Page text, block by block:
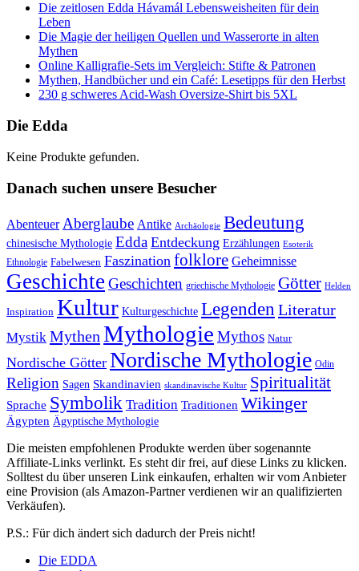
Die zeitlosen Edda Hávamál Lebensweisheiten für dein
Leben
Die Magie der heiligen Quellen und Wasserorte in alten
Mythen
Online Kalligrafie‑Sets im Vergleich: Stifte & Patronen
Mythen, Handbücher und ein Café: Lesetipps für den Herbst
230 g schweres Acid-Wash Oversize-Shirt bis 5XL
Die Edda
Keine Produkte gefunden.
Danach suchen unsere Besucher
Abenteuer Aberglaube Antike Archäologie Bedeutung
chinesische Mythologie Edda Entdeckung Erzählungen Esoterik
Ethnologie Fabelwesen Faszination folklore Geheimnisse
Geschichte Geschichten griechische Mythologie Götter Helden
Inspiration Kultur Kulturgeschichte Legenden Literatur
Mystik Mythen Mythologie Mythos Natur
Nordische Götter Nordische Mythologie Odin
Religion Sagen Skandinavien skandinavische Kultur Spiritualität
Sprache Symbolik Tradition Traditionen Wikinger
Ägypten Ägyptische Mythologie
Die meisten empfohlenen Produkte werden über sogenannte
Affiliate-Links verlinkt. Es steht dir frei, auf diese Links zu klicken.
Solltest du über unseren Link einkaufen, erhalten wir vom Anbieter
eine Provision (als Amazon-Partner verdienen wir an qualifizierten
Verkäufen).
P.S.: Für dich ändert sich dadurch der Preis nicht!
Die EDDA